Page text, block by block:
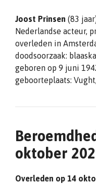
Joost Prinsen (83
Nederlandse acteur,
overleden in
doodsoorzaak:
geboren op 9 juni
geboorteplaats:
oktober
Overleden op 14